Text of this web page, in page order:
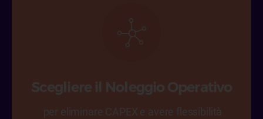
Scegliere il Noleggio Operativo
per eliminare CAPEX e avere flessibilità